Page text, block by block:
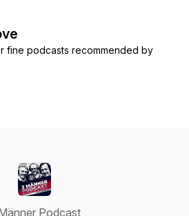
fine podcasts recommended by
Podcast